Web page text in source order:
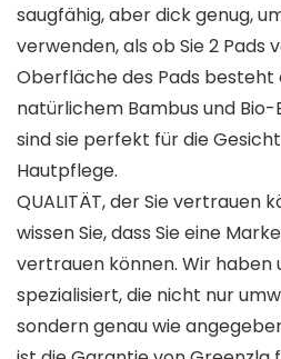
saugfähig, aber dick genug,
verwenden, als ob Sie 2 Pads
Oberfläche des Pads
natürlichem Bambus und
sind sie perfekt für die
Hautpflege.
QUALITÄT, der Sie vertrauen
wissen Sie, dass Sie eine
vertrauen können. Wir haben
spezialisiert, die nicht nur
sondern genau wie